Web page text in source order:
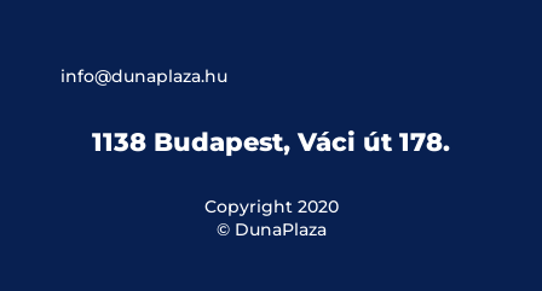
info@dunaplaza.hu
1138 Budapest, Váci út 178.
Copyright 2020
© DunaPlaza